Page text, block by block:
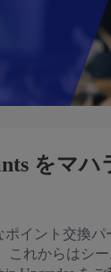
をマ
イント交換
れからはシ